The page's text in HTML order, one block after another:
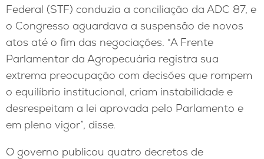
Federal (STF) conduzia a conciliação da ADC 87, e
o Congresso aguardava a suspensão de novos
atos até o fim das negociações. “A Frente
Parlamentar da Agropecuária registra sua
extrema preocupação com decisões que rompem
o equilíbrio institucional, criam instabilidade e
desrespeitam a lei aprovada pelo Parlamento e
em pleno vigor”, disse.
O governo publicou quatro decretos de